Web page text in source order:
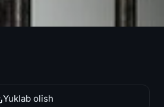
Yuklab olish